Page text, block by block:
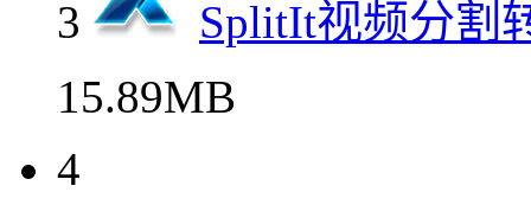
3
SplitIt视频分割
15.89MB
4